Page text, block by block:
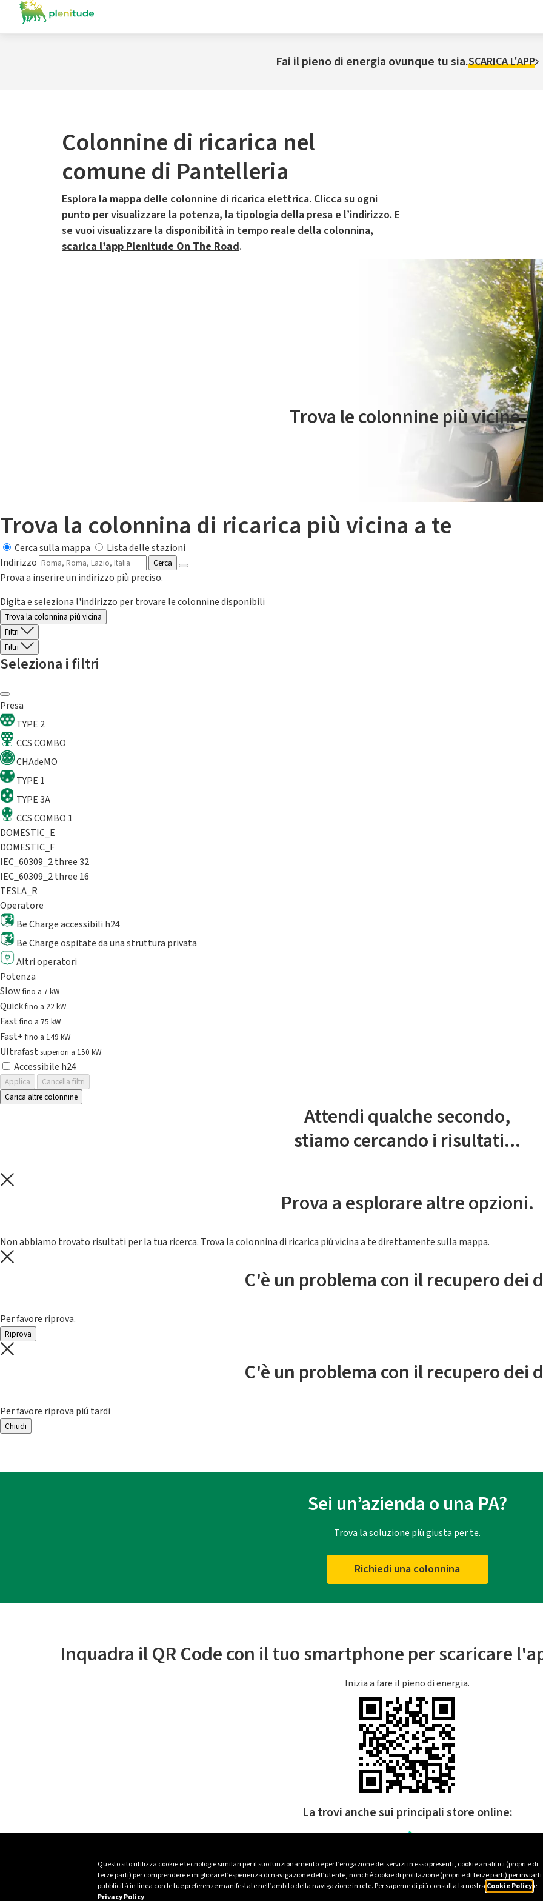
Questo sito utilizza cookie e tecnologie similari per il suo funzionamento e per l’erogazione dei servizi in esso presenti, cookie analitici (propri e di
terze parti) per comprendere e migliorare l’esperienza di navigazione dell’utente, nonché cookie di profilazione (propri e di terze parti) per inviarti
pubblicità in linea con le tue preferenze manifestate nell’ambito della navigazione in rete. Per saperne di più consulta la nostra Cookie Policye
Privacy Policy.
Fai il pieno di energia ovunque tu sia.SCARICA L'APP
Colonnine di ricarica nel
comune di Pantelleria
Esplora la mappa delle colonnine di ricarica elettrica. Clicca su ogni
punto per visualizzare la potenza, la tipologia della presa e l’indirizzo. E
se vuoi visualizzare la disponibilità in tempo reale della colonnina,
scarica l’app Plenitude On The Road.
Il servizio di mobilità elettrica è gestito da Plenitude On The Road
Trova le colonnine più vicine.
Trova la colonnina di ricarica più vicina a te
Cerca sulla mappa
Lista delle stazioni
Indirizzo
Cerca
Prova a inserire un indirizzo più preciso.
Digita e seleziona l'indirizzo per trovare le colonnine disponibili
Trova la colonnina piú vicina
Filtri
Filtri
Seleziona i filtri
Presa
TYPE 2
CCS COMBO
CHAdeMO
TYPE 1
TYPE 3A
CCS COMBO 1
DOMESTIC_E
DOMESTIC_F
IEC_60309_2 three 32
IEC_60309_2 three 16
TESLA_R
Operatore
Be Charge accessibili h24
Be Charge ospitate da una struttura privata
Altri operatori
Potenza
Slowfino a 7 kW
Quickfino a 22 kW
Fastfino a 75 kW
Fast+fino a 149 kW
Ultrafast superiori a 150 kW
Accessibile h24
Applica
Cancella filtri
Carica altre colonnine
Attendi qualche secondo,
stiamo cercando i risultati...
Prova a esplorare altre opzioni.
Non abbiamo trovato risultati per la tua ricerca. Trova la colonnina di ricarica piú vicina a te direttamente sulla mappa.
C'è un problema con il recupero dei
Per favore riprova.
Riprova
C'è un problema con il recupero dei
Per favore riprova piú tardi
Chiudi
Sei un’azienda o una PA?
Trova la soluzione più giusta per te.
Richiedi una colonnina
Inquadra il QR Code con il tuo smartphone per scaricare
Inizia a fare il pieno di energia.
La trovi anche sui principali store online: